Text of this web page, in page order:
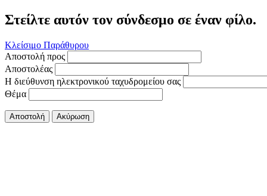
Στείλτε αυτόν τον σύνδεσμο σε έναν φίλο.
Κλείσιμο Παράθυρου
Αποστολή προς
Αποστολέας
Η διεύθυνση ηλεκτρονικού ταχυδρομείου σας
Θέμα
Αποστολή Ακύρωση